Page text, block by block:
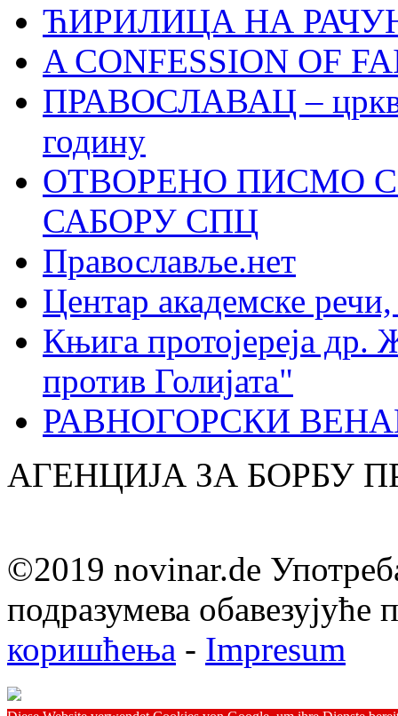
ЋИРИЛИЦА НА
A CONFESSION OF
ПРАВОСЛАВАЦ –
годину
ОТВОРЕНО ПИСМО
САБОРУ СПЦ
Православље.нет
Центар академске
Књига протојереја др.
против Голијата"
РАВНОГОРСКИ
АГЕНЦИЈА ЗА БОРБУ
©2019 novinar.de
подразумева обавезујуће
коришћења - Impresum